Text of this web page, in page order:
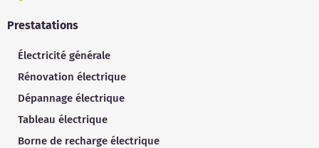
Prestatations
Électricité générale
Rénovation électrique
Dépannage électrique
Tableau électrique
Borne de recharge électrique